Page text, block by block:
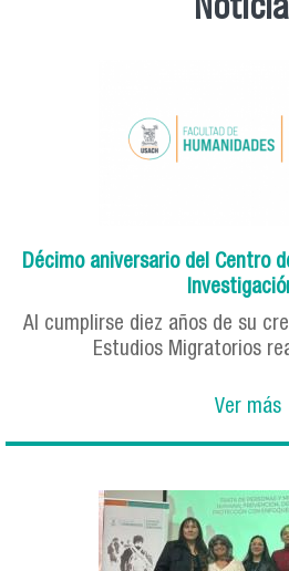
Décimo aniversario del Centro
Al cumplirse diez años de su
Estudios Migratorios
Ver más